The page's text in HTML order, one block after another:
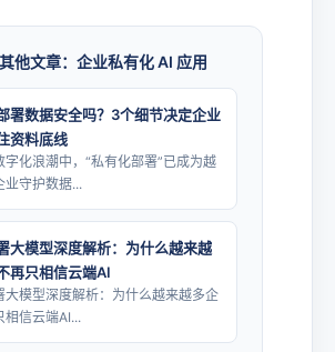
他文章：企业私有化 AI 应用
署数据安全吗？3个细节决定企业
资料底线
字化浪潮中，“私有化部署”已成为越
业守护数据...
大模型深度解析：为什么越来越
再只相信云端AI
大模型深度解析：为什么越来越多企
相信云端AI...